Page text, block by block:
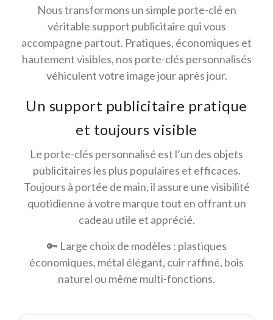
Nous transformons un simple porte-clé en
véritable support publicitaire qui vous
accompagne partout. Pratiques, économiques et
hautement visibles, nos porte-clés personnalisés
véhiculent votre image jour après jour.
Un support publicitaire pratique
et toujours visible
Le porte-clés personnalisé est l’un des objets
publicitaires les plus populaires et efficaces.
Toujours à portée de main, il assure une visibilité
quotidienne à votre marque tout en offrant un
cadeau utile et apprécié.
🔑 Large choix de modèles : plastiques
économiques, métal élégant, cuir raffiné, bois
naturel ou même multi-fonctions.